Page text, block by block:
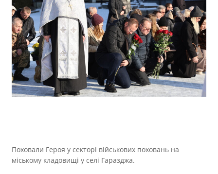
Поховали Героя у секторі військових поховань на
міському кладовищі у селі Гаразджа.